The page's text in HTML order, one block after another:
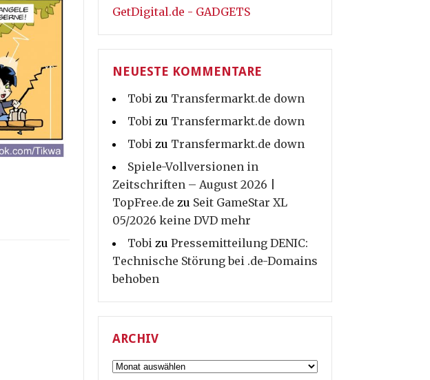
GetDigital.de - GADGETS
NEUESTE KOMMENTARE
Tobi zu Transfermarkt.de down
Tobi zu Transfermarkt.de down
Tobi zu Transfermarkt.de down
Spiele-Vollversionen in
Zeitschriften – August 2026 |
TopFree.de zu Seit GameStar XL
05/2026 keine DVD mehr
Tobi zu Pressemitteilung DENIC:
Technische Störung bei .de-Domains
behoben
ARCHIV
Archiv